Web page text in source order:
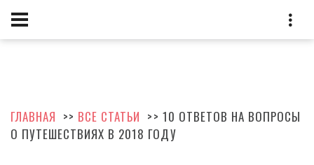
ГЛАВНАЯ >> ВСЕ СТАТЬИ >> 10 ОТВЕТОВ НА ВОПРОСЫ
О ПУТЕШЕСТВИЯХ В 2018 ГОДУ